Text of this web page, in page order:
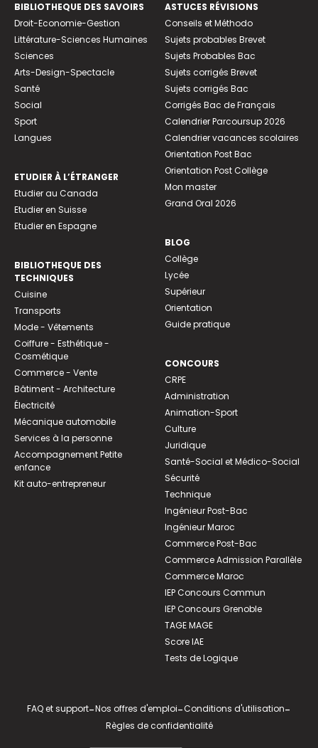
BIBLIOTHEQUE DES SAVOIRS
Droit-Economie-Gestion
Littérature-Sciences Humaines
Sciences
Arts-Design-Spectacle
Santé
Social
Sport
Langues
ETUDIER À L’ÉTRANGER
Etudier au Canada
Etudier en Suisse
Etudier en Espagne
BIBLIOTHEQUE DES
TECHNIQUES
Cuisine
Transports
Mode - Vêtements
Coiffure - Esthétique -
Cosmétique
Commerce - Vente
Bâtiment - Architecture
Électricité
Mécanique automobile
Services à la personne
Accompagnement Petite
enfance
Kit auto-entrepreneur
ASTUCES RÉVISIONS
Conseils et Méthodo
Sujets probables Brevet
Sujets Probables Bac
Sujets corrigés Brevet
Sujets corrigés Bac
Corrigés Bac de Français
Calendrier Parcoursup 2026
Calendrier vacances scolaires
Orientation Post Bac
Orientation Post Collège
Mon master
Grand Oral 2026
BLOG
Collège
Lycée
Supérieur
Orientation
Guide pratique
CONCOURS
CRPE
Administration
Animation-Sport
Culture
Juridique
Santé-Social et Médico-Social
Sécurité
Technique
Ingénieur Post-Bac
Ingénieur Maroc
Commerce Post-Bac
Commerce Admission Parallèle
Commerce Maroc
IEP Concours Commun
IEP Concours Grenoble
TAGE MAGE
Score IAE
Tests de Logique
FAQ et support-Nos offres d'emploi-Conditions d'utilisation-
Règles de confidentialité